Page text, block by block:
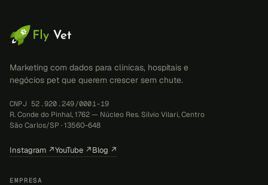
Marketing com dados para clínicas, hospitais e
negócios pet que querem crescer sem chute.
CNPJ 52.920.249/0001-19
R. Conde do Pinhal, 1762 — Núcleo Res. Sílvio Vilari, Centro
São Carlos/SP · 13560-648
Instagram ↗YouTube ↗Blog ↗
EMPRESA